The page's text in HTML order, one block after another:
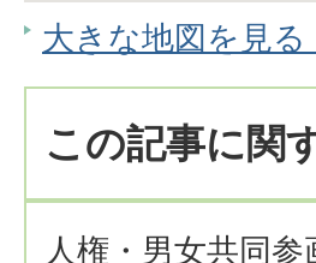
大きな地図を見
この記事に関
人権・男女共同